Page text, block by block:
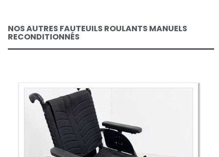
NOS AUTRES FAUTEUILS ROULANTS MANUELS
RECONDITIONNÉS